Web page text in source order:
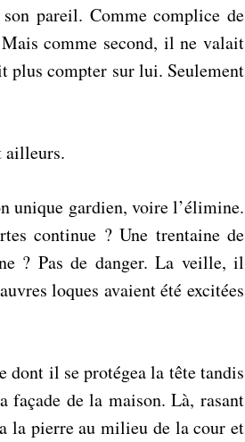
pareil. Comme complice de
comme second, il ne valait
compter sur lui. Seulement
ailleurs.
unique gardien, voire l’élimine.
continue ? Une trentaine de
? Pas de danger. La veille, il
loques avaient été excitées
dont il se protégea la tête tandis
façade de la maison. Là, rasant
la pierre au milieu de la cour et